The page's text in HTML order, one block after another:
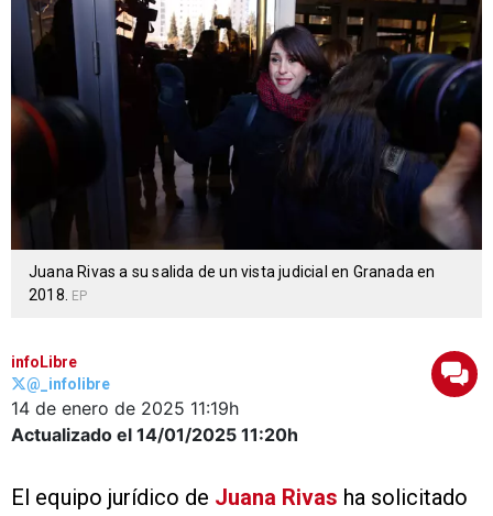
Juana Rivas a su salida de un vista judicial en Granada en
2018.
EP
infoLibre
@_infolibre
14 de enero de 2025 11:19h
Actualizado el 14/01/2025 11:20h
El equipo jurídico de Juana Rivas ha solicitado